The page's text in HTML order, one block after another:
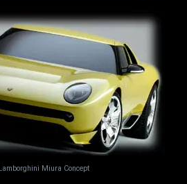
Miura Concept